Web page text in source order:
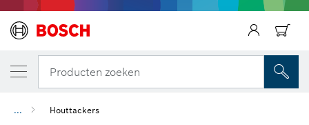
Producten zoeken
... Houttackers